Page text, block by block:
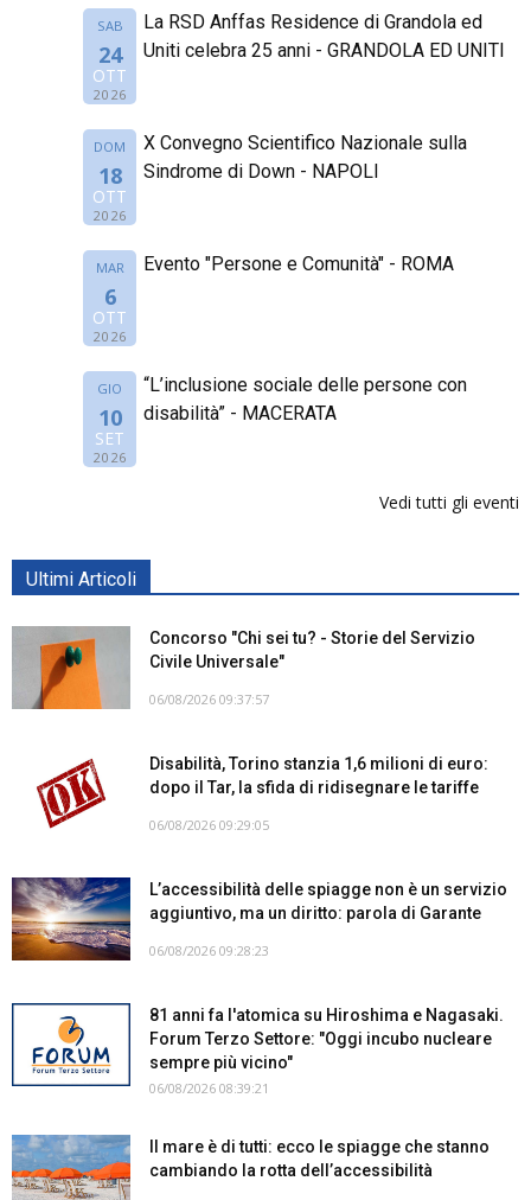
SAB
24
OTT
2026
La RSD Anffas Residence di Grandola ed
Uniti celebra 25 anni - GRANDOLA ED UNITI
DOM
18
OTT
2026
X Convegno Scientifico Nazionale sulla
Sindrome di Down - NAPOLI
MAR
6
OTT
2026
Evento "Persone e Comunità" - ROMA
GIO
10
SET
2026
“L’inclusione sociale delle persone con
disabilità” - MACERATA
Vedi tutti gli eventi
Ultimi Articoli
Concorso "Chi sei tu? - Storie del Servizio
Civile Universale"
06/08/2026 09:37:57
Disabilità, Torino stanzia 1,6 milioni di euro:
dopo il Tar, la sfida di ridisegnare le tariffe
06/08/2026 09:29:05
L’accessibilità delle spiagge non è un servizio
aggiuntivo, ma un diritto: parola di Garante
06/08/2026 09:28:23
81 anni fa l'atomica su Hiroshima e Nagasaki.
Forum Terzo Settore: "Oggi incubo nucleare
sempre più vicino"
06/08/2026 08:39:21
Il mare è di tutti: ecco le spiagge che stanno
cambiando la rotta dell’accessibilità